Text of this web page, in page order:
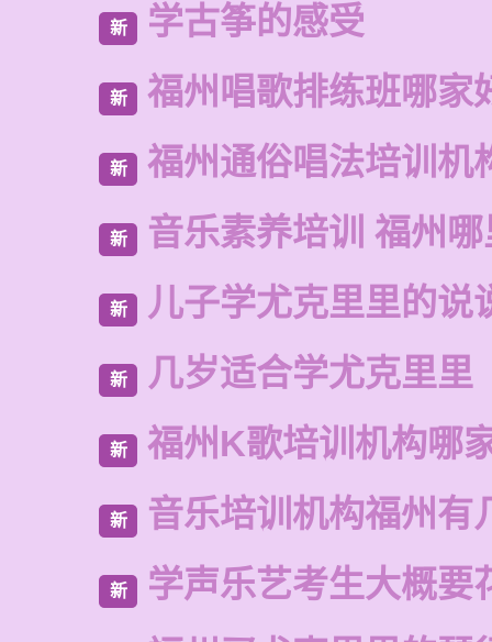
新 学古筝的感受
新 福州唱歌排练班哪家
新 福州通俗唱法培训机
新 音乐素养培训 福州
新 儿子学尤克里里的说
新 几岁适合学尤克里里
新 福州K歌培训机构哪
新 音乐培训机构福州有
新
学声乐艺考生大概要